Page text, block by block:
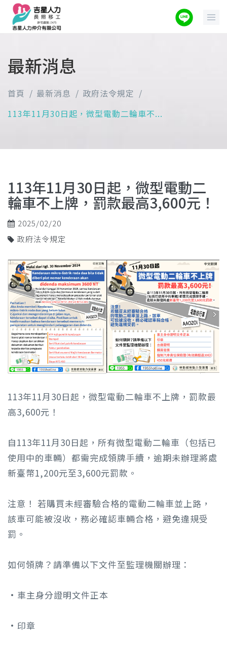
最新消息
首頁 最新消息
政府法令規定
113年11月30日起，微型電動二輪車不...
113年11月30日起，微型電動二
輪車不上牌，罰款最高3,600元！
2025/02/20
政府法令規定
113年11月30日起，微型電動二輪車不上牌，罰款最
高3,600元！
自113年11月30日起，所有微型電動二輪車（包括已
使用中的車輛）都需完成領牌手續，逾期未辦理將處
新臺幣1,200元至3,600元罰款。
注意！ 若購買未經審驗合格的電動二輪車並上路，
該車可能被沒收，務必確認車輛合格，避免違規受
罰。
如何領牌？請準備以下文件至監理機關辦理：
•車主身分證明文件正本
•印章